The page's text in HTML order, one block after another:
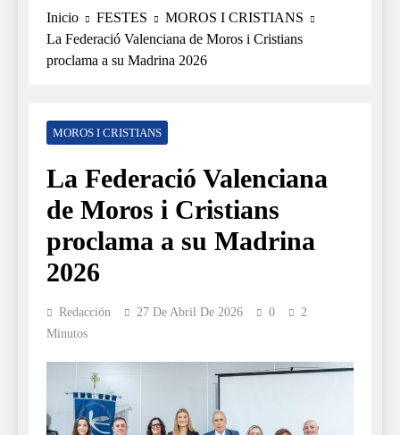
Inicio FESTES
MOROS I CRISTIANS
La Federació Valenciana de Moros i Cristians
proclama a su Madrina 2026
MOROS I CRISTIANS
La Federació Valenciana
de Moros i Cristians
proclama a su Madrina
2026
Redacción 27 De Abril De 2026 0
2
Minutos